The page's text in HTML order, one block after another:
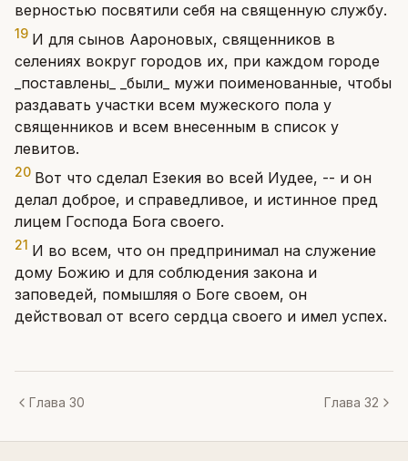
верностью посвятили себя на священную службу.
19 И для сынов Аароновых, священников в
селениях вокруг городов их, при каждом городе
_поставлены_ _были_ мужи поименованные, чтобы
раздавать участки всем мужеского пола у
священников и всем внесенным в список у
левитов.
20 Вот что сделал Езекия во всей Иудее, -- и он
делал доброе, и справедливое, и истинное пред
лицем Господа Бога своего.
21 И во всем, что он предпринимал на служение
дому Божию и для соблюдения закона и
заповедей, помышляя о Боге своем, он
действовал от всего сердца своего и имел успех.
Глава 30 Глава 32